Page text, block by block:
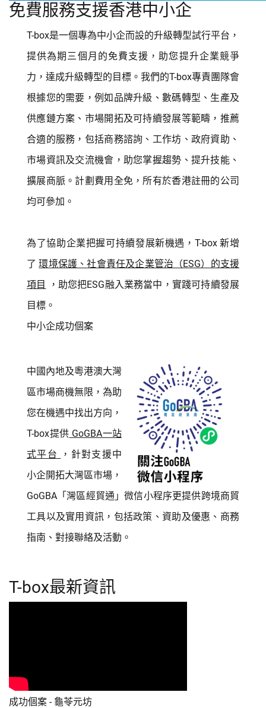
免費服務支援香港中小企
T-box是一個專為中小企而設的升級轉型試行平台，
提供為期三個月的免費支援，助您提升企業競爭
力，達成升級轉型的目標。我們的T-box專責團隊會
根據您的需要，例如品牌升級、數碼轉型、生產及
供應鏈方案、市場開拓及可持續發展等範疇，推薦
合適的服務，包括商務諮詢、工作坊、政府資助、
市場資訊及交流機會，助您掌握趨勢、提升技能、
擴展商脈。計劃費用全免，所有於香港註冊的公司
均可參加。
為了協助企業把握可持續發展新機遇，T-box 新增
了 環境保護、社會責任及企業管治（ESG）的支援
項目
，助您把ESG融入業務當中，實踐可持續發展
目標。
中小企成功個案
中國內地及粵港澳大灣
區市場商機無限，為助
您在機遇中找出方向，
T-box提供 GoGBA一站
式平台
，針對支援中
小企開拓大灣區市場，
GoGBA「灣區經貿通」微信小程序更提供跨境商貿
工具以及實用資訊，包括政策、資助及優惠、商務
指南、對接聯絡及活動。
T-box最新資訊
成功個案 - 龜苓元坊